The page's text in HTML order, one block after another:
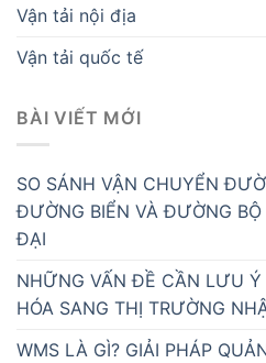
Vận tải nội địa
Vận tải quốc tế
BÀI VIẾT MỚI
SO SÁNH VẬN CHUYỂN
ĐƯỜNG BIỂN VÀ ĐƯỜNG BỘ
ĐẠI
NHỮNG VẤN ĐỀ CẦN LƯU Ý
HÓA SANG THỊ TRƯỜNG
WMS LÀ GÌ? GIẢI PHÁP